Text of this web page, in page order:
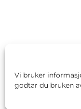
Vi bruker
godtar du bruken